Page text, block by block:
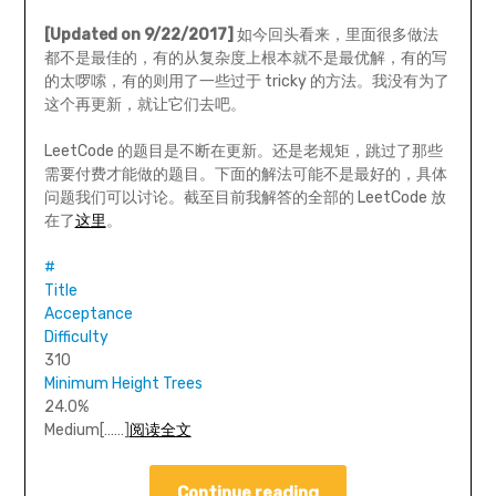
[Updated on 9/22/2017] 如今回头看来，里面很多做法
都不是最佳的，有的从复杂度上根本就不是最优解，有的写
的太啰嗦，有的则用了一些过于 tricky 的方法。我没有为了
这个再更新，就让它们去吧。
LeetCode 的题目是不断在更新。还是老规矩，跳过了那些
需要付费才能做的题目。下面的解法可能不是最好的，具体
问题我们可以讨论。截至目前我解答的全部的 LeetCode 放
在了这里。
#
Title
Acceptance
Difficulty
310
Minimum Height Trees
24.0%
Medium[……] 阅读全文